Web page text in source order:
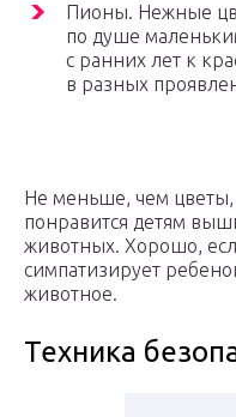
Пионы. Нежные
по душе
с ранних лет к
в разных
Не меньше, чем
понравится детям
животных. Хорошо,
симпатизирует
животное.
Техника